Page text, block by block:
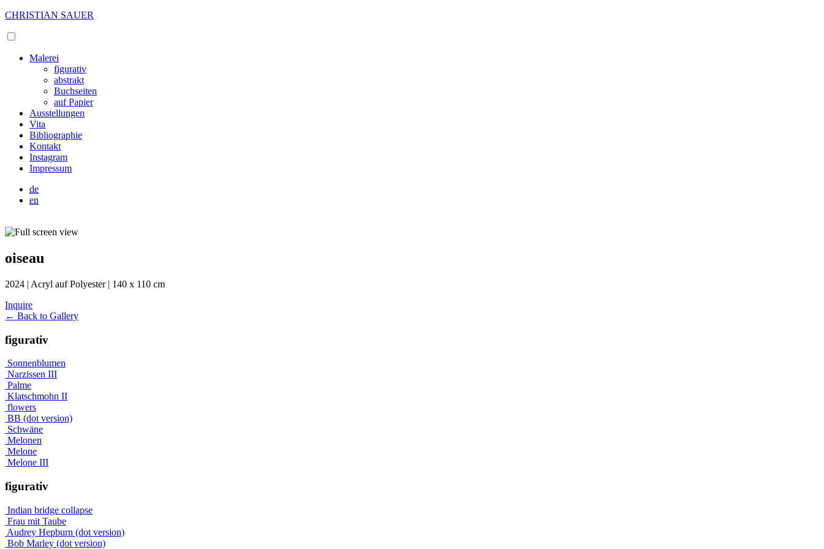
CHRISTIAN SAUER
Malerei
figurativ
abstrakt
Buchseiten
auf Papier
Ausstellungen
Vita
Bibliographie
Kontakt
Instagram
Impressum
de
en
oiseau
2024 | Acryl auf Polyester | 140 x 110 cm
Inquire
← Back to Gallery
figurativ
Sonnenblumen
Narzissen III
Palme
Klatschmohn II
flowers
BB (dot version)
Schwäne
Melonen
Melone
Melone III
figurativ
Indian bridge collapse
Frau mit Taube
Audrey Hepburn (dot version)
Bob Marley (dot version)